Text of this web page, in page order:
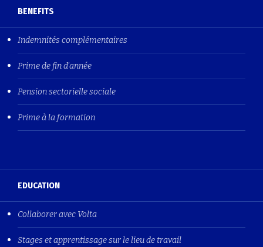
BENEFITS
Indemnités complémentaires
Prime de fin d'année
Pension sectorielle sociale
Prime à la formation
EDUCATION
Collaborer avec Volta
Stages et apprentissage sur le lieu de travail